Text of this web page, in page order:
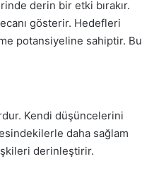
derin bir etki bırakır.
gösterir. Hedefleri
potansiyeline sahiptir. Bu
Kendi düşüncelerini
daha sağlam
derinleştirir.